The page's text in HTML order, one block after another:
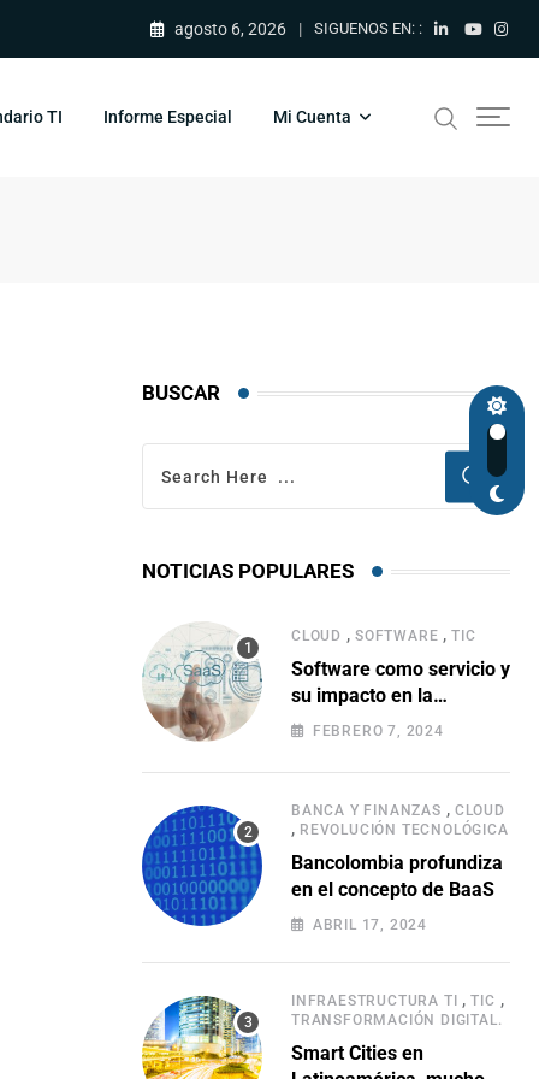
agosto 6, 2026 SIGUENOS EN: :
TI Informe Especial Mi Cuenta
BUSCAR
NOTICIAS POPULARES
CLOUD , SOFTWARE ,TIC
Software como servicio y
su impacto en la
evolución empresarial
FEBRERO 7, 2024
BANCA Y FINANZAS , CLOUD
, REVOLUCIÓN TECNOLÓGICA
Bancolombia profundiza
en el concepto de BaaS
ABRIL 17, 2024
INFRAESTRUCTURA TI ,TIC ,
TRANSFORMACIÓN DIGITAL.
Smart Cities en